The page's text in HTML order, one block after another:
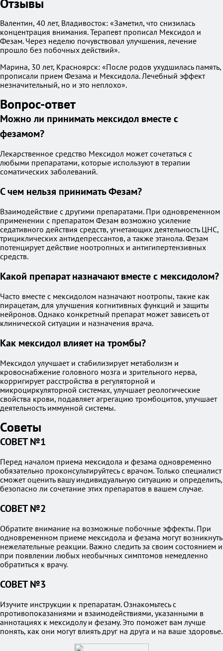
Валентин, 40 лет, Владивосток: «Заметил, что снизилась
концентрация внимания. Терапевт прописал Мексидол и
Фезам. Через неделю почувствовал улучшения, лечение
прошло без побочных действий».
Марина, 30 лет, Красноярск: «После родов ухудшилась память,
прописали прием Фезама и Мексидола. Лечебный эффект
незначительный, но и это неплохо».
Вопрос-ответ
Можно ли принимать мексидол вместе с
фезамом?
Лекарственное средство Мексидол может сочетаться с
любыми препаратами, которые используют в терапии
соматических заболеваний.
С чем нельзя принимать Фезам?
Взаимодействие с другими препаратами. При одновременном
применении с препаратом Фезам возможно усиление
седативного действия средств, угнетающих деятельность ЦНС,
трициклических антидепрессантов, а также этанола. Фезам
потенцирует действие ноотропных и антигипертензивных
средств.
Какой препарат назначают вместе с мексидолом?
Часто вместе с мексидолом назначают ноотропы, такие как
пирацетам, для улучшения когнитивных функций и защиты
нейронов. Однако конкретный препарат может зависеть от
клинической ситуации и назначения врача.
Как мексидол влияет на тромбы?
Мексидол улучшает и стабилизирует метаболизм и
кровоснабжение головного мозга и зрительного нерва,
корригирует расстройства в регуляторной и
микроциркуляторной системах, улучшает реологические
свойства крови, подавляет агрегацию тромбоцитов, улучшает
деятельность иммунной системы.
Советы
СОВЕТ №1
Перед началом приема мексидола и фезама одновременно
обязательно проконсультируйтесь с врачом. Только специалист
сможет оценить вашу индивидуальную ситуацию и определить,
безопасно ли сочетание этих препаратов в вашем случае.
СОВЕТ №2
Обратите внимание на возможные побочные эффекты. При
одновременном приеме мексидола и фезама могут возникнуть
нежелательные реакции. Важно следить за своим состоянием и
при появлении любых необычных симптомов немедленно
обратиться к врачу.
СОВЕТ №3
Изучите инструкции к препаратам. Ознакомьтесь с
противопоказаниями и взаимодействиями, указанными в
аннотациях к мексидолу и фезаму. Это поможет вам лучше
понять, как они могут влиять друг на друга и на ваше здоровье.